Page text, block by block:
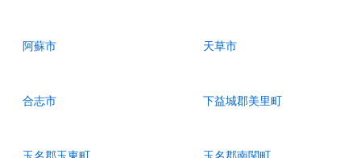
阿蘇市 天草市
合志市 下益城郡美里町